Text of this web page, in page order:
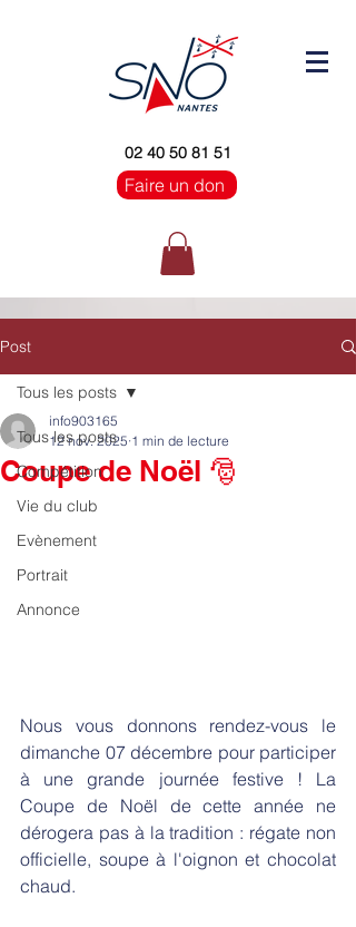
02 40 50 81 51
Faire un don
Post
Tous les posts
Compétition
Vie du club
Evènement
Portrait
Annonce
Tous les posts
Coupe de Noël 🎅
info903165
12 nov. 2025 1 min de lecture
Nous vous donnons rendez-vous le
dimanche 07 décembre pour participer
à une grande journée festive ! La
Coupe de Noël de cette année ne
dérogera pas à la tradition : régate non
officielle, soupe à l'oignon et chocolat
chaud.